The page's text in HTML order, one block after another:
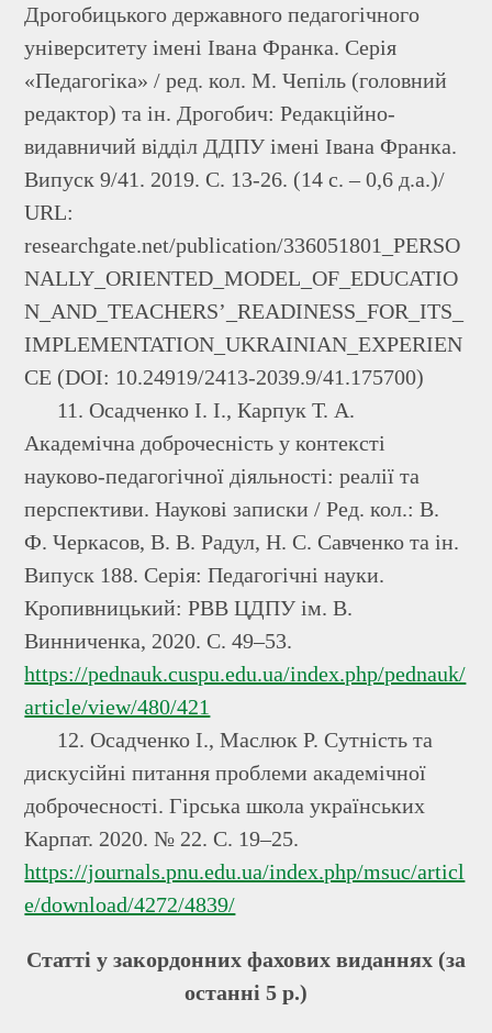
Дрогобицького державного педагогічного
університету імені Івана Франка. Серія
«Педагогіка» / ред. кол. М. Чепіль (головний
редактор) та ін. Дрогобич: Редакційно-
видавничий відділ ДДПУ імені Івана Франка.
Випуск 9/41. 2019. С. 13-26. (14 с. – 0,6 д.а.)/
URL:
researchgate.net/publication/336051801_PERSO
NALLY_ORIENTED_MODEL_OF_EDUCATIO
N_AND_TEACHERS’_READINESS_FOR_ITS_
IMPLEMENTATION_UKRAINIAN_EXPERIEN
CE (DOI: 10.24919/2413-2039.9/41.175700)
11. Осадченко І. І., Карпук Т. А.
Академічна доброчесність у контексті
науково-педагогічної діяльності: реалії та
перспективи. Наукові записки / Ред. кол.: В.
Ф. Черкасов, В. В. Радул, Н. С. Савченко та ін.
Випуск 188. Серія: Педагогічні науки.
Кропивницький: РВВ ЦДПУ ім. В.
Винниченка, 2020. С. 49–53.
https://pednauk.cuspu.edu.ua/index.php/pednauk/
article/view/480/421
12. Осадченко І., Маслюк Р. Сутність та
дискусійні питання проблеми академічної
доброчесності. Гірська школа українських
Карпат. 2020. № 22. С. 19–25.
https://journals.pnu.edu.ua/index.php/msuc/articl
e/download/4272/4839/
Статті у закордонних фахових виданнях (за
останні 5 р.)